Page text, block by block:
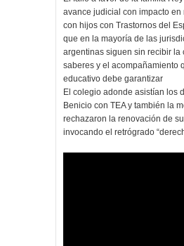
avance judicial con impacto en
con hijos con Trastornos del
que en la mayoría de las
argentinas siguen sin recibir la
saberes y el acompañamiento
educativo debe garantizar
El colegio adonde asistían los
Benicio con TEA y también la
rechazaron la renovación de
invocando el retrógrado